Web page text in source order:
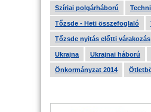
Szíriai polgárháború
Tőzsde - Heti összefoglaló
Tőzsde nyitás előtti várakozás
Ukrajna Ukrajnai háború
Önkormányzat 2014